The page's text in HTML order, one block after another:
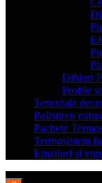
Dibluri
Profile
Tencuiala
Polistiren
Pachete
Termosistem
Emailuri si